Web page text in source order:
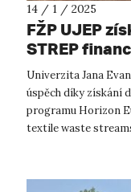
14 / 1 / 2025
FŽP UJEP
STREP
Europe
Univerzita Jana
úspěch díky získání
programu Horizon
textile waste